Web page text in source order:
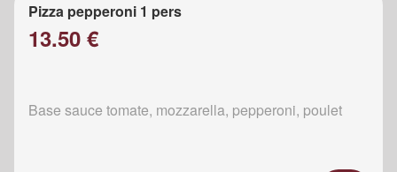
Pizza pepperoni 1 pers
13.50 €
Base sauce tomate, mozzarella, pepperoni, poulet